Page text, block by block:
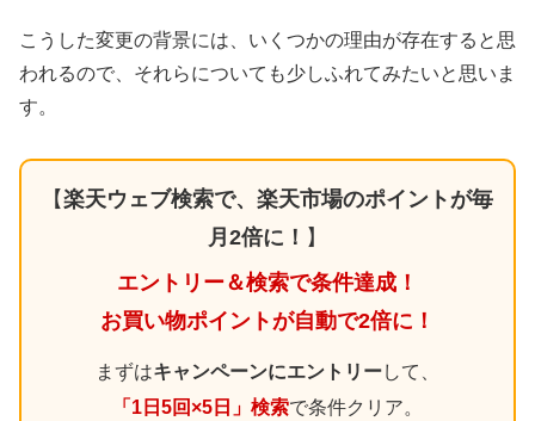
こうした変更の背景には、いくつかの理由が存在すると思
われるので、それらについても少しふれてみたいと思いま
す。
【楽天ウェブ検索で、楽天市場のポイントが毎
月2倍に！ 】
エントリー＆検索で条件達成！
お買い物ポイントが自動で2倍に！
まずはキャンペーンにエントリーして、
「1日5回×5日」検索で条件クリア。